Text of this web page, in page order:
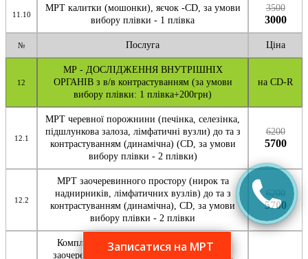
11.10
МРТ калитки (мошонки), яєчок -CD, за умови
вибору плівки - 1 плівка
3500
3000
№ Послуга Ціна
12
МР - ДОСЛІДЖЕННЯ ВНУТРІШНІХ
ОРГАНІВ з в/в контрастуванням (за умови
вибору плівки: 1 плівка+200грн)
на CD-R
12.1
МРТ черевної порожнини (печінка, селезінка,
підшлункова залоза, лімфатичні вузли) до та з
контрастуванням (динамічна) (CD, за умови
вибору плівки - 2 плівки)
6200
5700
12.2
МРТ заочеревинного простору (нирок та
наднирників, лімфатичних вузлів) до та з
контрастуванням (динамічна), СD, за умови
вибору плівки - 2 плівки
6200
5700
Комплексна МРТ: черевна порожнина та
заочеревного простору (печінка, селезінка,
Записатися на МРТ